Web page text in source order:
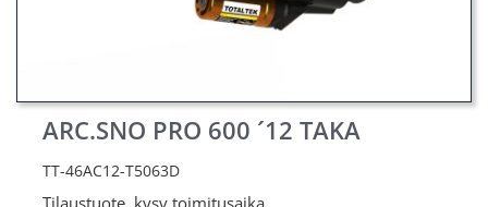
ARC.SNO PRO 600 ´12 TAKA
TT-46AC12-T5063D
Tilaustuote, kysy toimitusaika